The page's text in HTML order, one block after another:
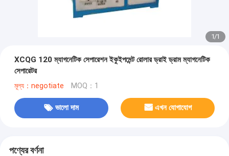
1/1
XCQG 120 ম্যাগনেটিক সেপারেশন ইকুইপমেন্ট রোলার ড্রাই ড্রাম ম্যাগনেটিক
সেপারেটর
মূল্য：negotiate MOQ：1
ভালো দাম এখন যোগাযোগ
পণ্যের বর্ণনা